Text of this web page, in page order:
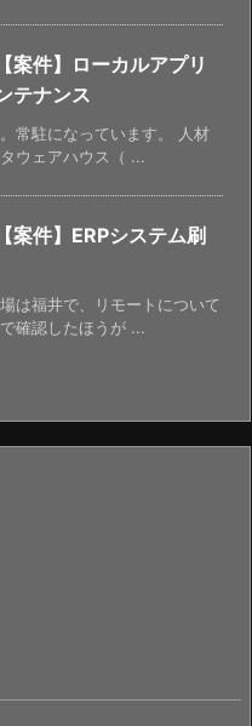
案件】ローカルアプリ
テナンス
常駐になっています。 人材
ウェアハウス（ ...
案件】ERPシステム刷
は福井で、リモートについて
確認したほうが ...